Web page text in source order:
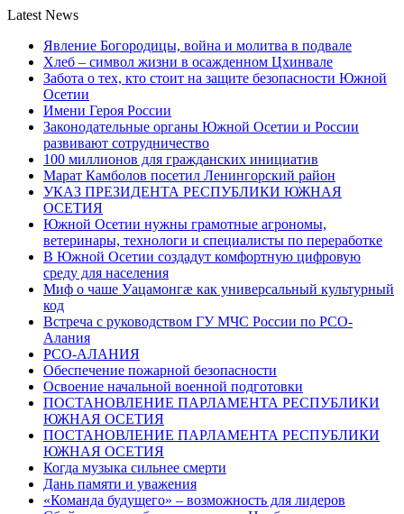
Latest News
Явление Богородицы, война и молитва в подвале
Хлеб – символ жизни в осажденном Цхинвале
Забота о тех, кто стоит на защите безопасности Южной
Осетии
Имени Героя России
Законодательные органы Южной Осетии и России
развивают сотрудничество
100 миллионов для гражданских инициатив
Марат Камболов посетил Ленингорский район
УКАЗ ПРЕЗИДЕНТА РЕСПУБЛИКИ ЮЖНАЯ
ОСЕТИЯ
Южной Осетии нужны грамотные агрономы,
ветеринары, технологи и специалисты по переработке
В Южной Осетии создадут комфортную цифровую
среду для населения
Миф о чаше Уацамонгæ как универсальный культурный
код
Встреча с руководством ГУ МЧС России по РСО-
Алания
РСО-АЛАНИЯ
Обеспечение пожарной безопасности
Освоение начальной военной подготовки
ПОСТАНОВЛЕНИЕ ПАРЛАМЕНТА РЕСПУБЛИКИ
ЮЖНАЯ ОСЕТИЯ
ПОСТАНОВЛЕНИЕ ПАРЛАМЕНТА РЕСПУБЛИКИ
ЮЖНАЯ ОСЕТИЯ
Когда музыка сильнее смерти
Дань памяти и уважения
«Команда будущего» – возможность для лидеров